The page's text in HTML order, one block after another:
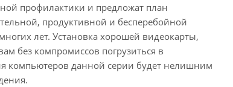
профилактики и предложат план
продуктивной и бесперебойной
лет. Установка хорошей видеокарты,
без компромиссов погрузиться в
компьютеров данной серии будет нелишним